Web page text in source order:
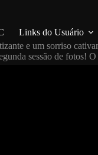
Links do Usuário
e um sorriso
sessão de fotos!